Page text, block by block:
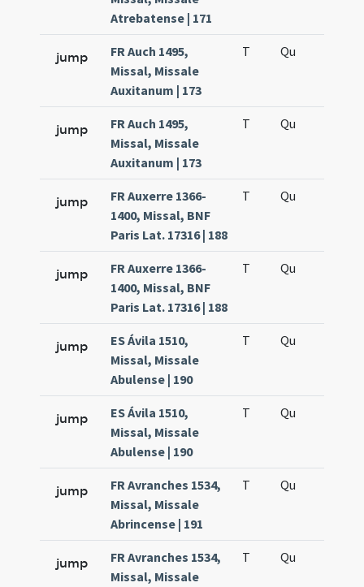
Atrebatense | 171
jump
FR Auch 1495,
Missal, Missale
Auxitanum | 173
T Qu
jump
FR Auch 1495,
Missal, Missale
Auxitanum | 173
T Qu
jump
FR Auxerre 1366-
1400, Missal, BNF
Paris Lat. 17316 | 188
T Qu
jump
FR Auxerre 1366-
1400, Missal, BNF
Paris Lat. 17316 | 188
T Qu
jump
ES Ávila 1510,
Missal, Missale
Abulense | 190
T Qu
jump
ES Ávila 1510,
Missal, Missale
Abulense | 190
T Qu
jump
FR Avranches 1534,
Missal, Missale
Abrincense | 191
T Qu
jump
FR Avranches 1534,
Missal, Missale
T Qu